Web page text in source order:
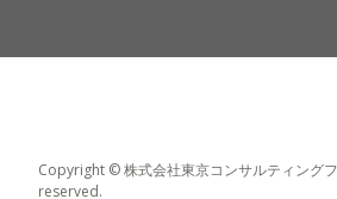
Copyright © 株式会社東京コンサルティング
reserved.